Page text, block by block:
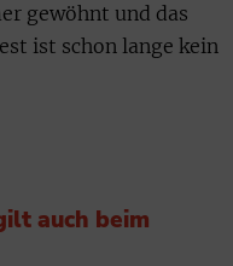
gewöhnt und das
ist schon lange kein
auch beim